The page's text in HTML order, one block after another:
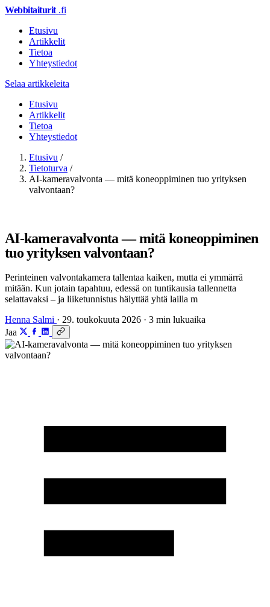
Webbitaiturit .fi
Etusivu
Artikkelit
Tietoa
Yhteystiedot
Selaa artikkeleita
Etusivu
Artikkelit
Tietoa
Yhteystiedot
Etusivu /
Tietoturva /
AI-kameravalvonta — mitä koneoppiminen tuo yrityksen
valvontaan?
AI-kameravalvonta — mitä koneoppiminen
tuo yrityksen valvontaan?
Perinteinen valvontakamera tallentaa kaiken, mutta ei ymmärrä
mitään. Kun jotain tapahtuu, edessä on tuntikausia tallennetta
selattavaksi – ja liiketunnistus hälyttää yhtä lailla m
Henna Salmi · 29. toukokuuta 2026 · 3 min lukuaika
Jaa